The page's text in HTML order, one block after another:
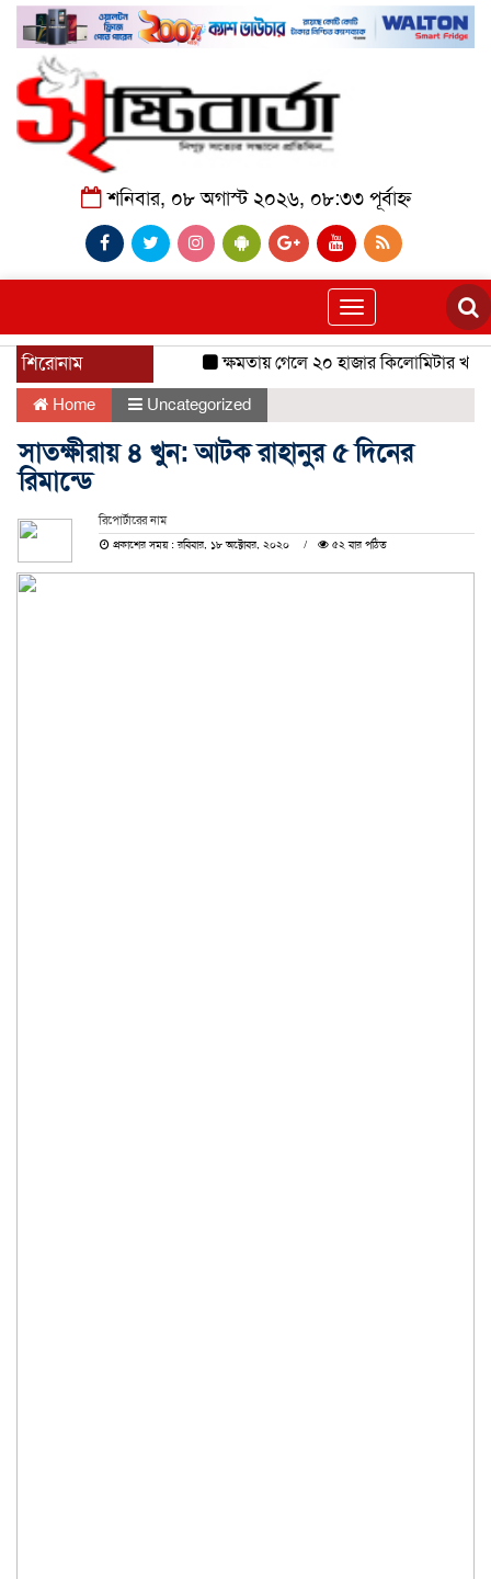
শনিবার, ০৮ অগাস্ট ২০২৬, ০৮:৩৩ পূর্বাহ্ন
Toggle
navigation
শিরোনাম ক্ষমতায় গেলে ২০ হাজার কিলোমিটার খাল
Home Uncategorized
সাতক্ষীরায় ৪ খুন: আটক রাহানুর ৫ দিনের
রিমান্ডে
রিপোর্টারের নাম
প্রকাশের সময় : রবিবার, ১৮ অক্টোবর, ২০২০
৫২ বার পঠিত